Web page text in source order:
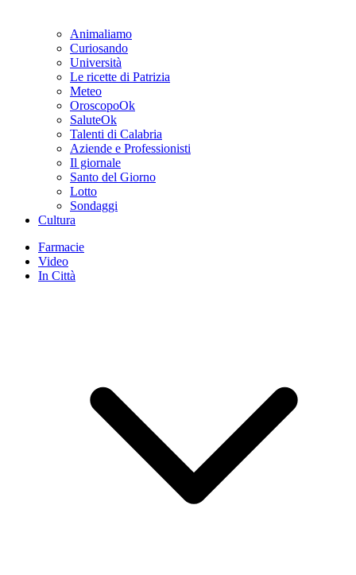
Animaliamo
Curiosando
Università
Le ricette di Patrizia
Meteo
OroscopoOk
SaluteOk
Talenti di Calabria
Aziende e Professionisti
Il giornale
Santo del Giorno
Lotto
Sondaggi
Cultura
Farmacie
Video
In Città